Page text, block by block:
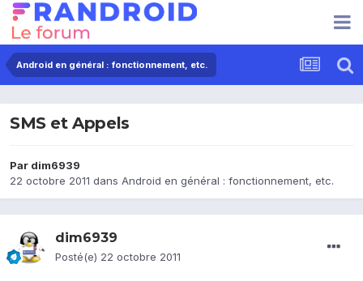
Android en général : fonctionnement, etc.
SMS et Appels
Par dim6939
22 octobre 2011 dans Android en général : fonctionnement, etc.
dim6939
Posté(e) 22 octobre 2011